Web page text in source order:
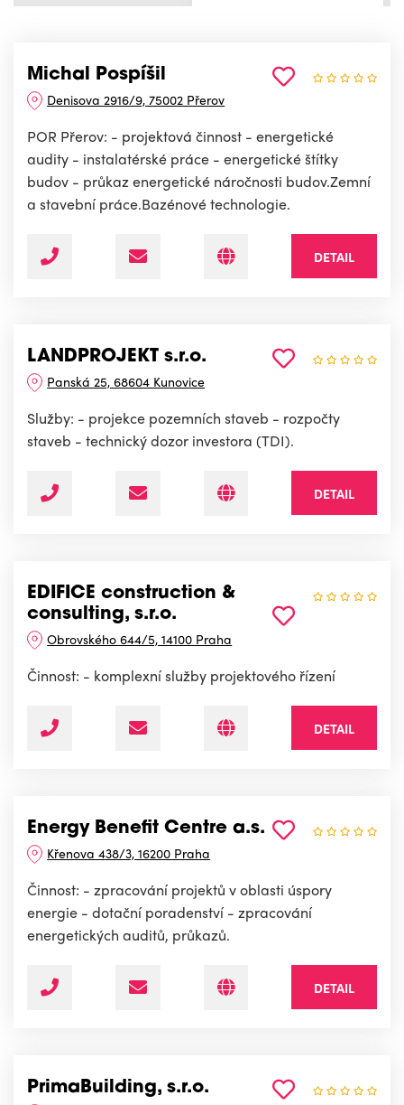
Michal Pospíšil
Denisova 2916/9, 75002 Přerov
POR Přerov: - projektová činnost - energetické
audity - instalatérské práce - energetické štítky
budov - průkaz energetické náročnosti budov.Zemní
a stavební práce.Bazénové technologie.
DETAIL
LANDPROJEKT s.r.o.
Panská 25, 68604 Kunovice
Služby: - projekce pozemních staveb - rozpočty
staveb - technický dozor investora (TDI).
DETAIL
EDIFICE construction &
consulting, s.r.o.
Obrovského 644/5, 14100 Praha
Činnost: - komplexní služby projektového řízení
DETAIL
Energy Benefit Centre a.s.
Křenova 438/3, 16200 Praha
Činnost: - zpracování projektů v oblasti úspory
energie - dotační poradenství - zpracování
energetických auditů, průkazů.
DETAIL
PrimaBuilding, s.r.o.